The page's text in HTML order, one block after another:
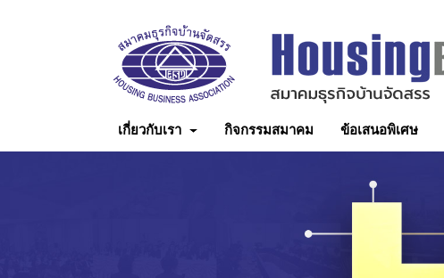
เกี่ยวกับเรา กิจกรรมสมาคม ข้อเสนอพิเศษ